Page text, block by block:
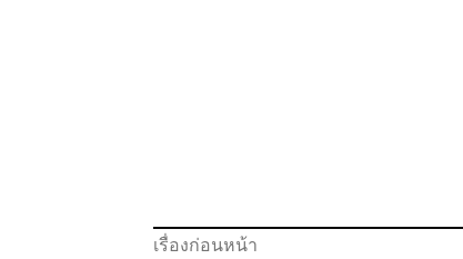
เรื่องก่อนหน้า